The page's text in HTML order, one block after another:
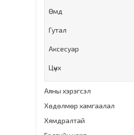
Өмд
Гутал
Аксесуар
Цүнх
Аяны хэрэгсэл
Хөдөлмөр хамгаалал
Хямдралтай